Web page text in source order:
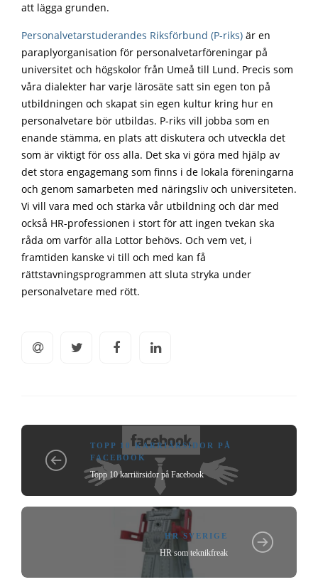
att lägga grunden.
Personalvetarstuderandes Riksförbund (P-riks) är en
paraplyorganisation för personalvetarföreningar på
universitet och högskolor från Umeå till Lund. Precis som
våra dialekter har varje lärosäte satt sin egen ton på
utbildningen och skapat sin egen kultur kring hur en
personalvetare bör utbildas. P-riks vill jobba som en
enande stämma, en plats att diskutera och utveckla det
som är viktigt för oss alla. Det ska vi göra med hjälp av
det stora engagemang som finns i de lokala föreningarna
och genom samarbeten med näringsliv och universiteten.
Vi vill vara med och stärka vår utbildning och där med
också HR-professionen i stort för att ingen tvekan ska
råda om varför alla Lottor behövs. Och vem vet, i
framtiden kanske vi till och med kan få
rättstavningsprogrammen att sluta stryka under
personalvetare med rött.
TOPP 10 KARRIÄRSIDOR PÅ
FACEBOOK
Topp 10 karriärsidor på Facebook
HR SVERIGE
HR som teknikfreak